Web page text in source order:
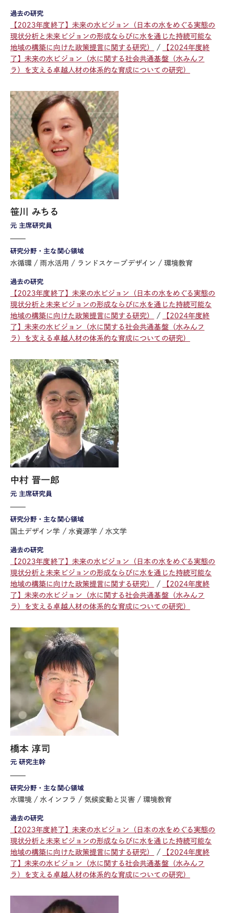
過去の研究
【2023年度終了】未来の水ビジョン（日本の水をめぐる実態の
現状分析と未来ビジョンの形成ならびに水を通じた持続可能な
地域の構築に向けた政策提言に関する研究）
【2024年度終
了】未来の水ビジョン（水に関する社会共通基盤（水みんフ
ラ）を支える卓越人材の体系的な育成についての研究）
元 主席研究員
笹川 みちる
研究分野・主な関心領域
水循環 雨水活用 ランドスケープデザイン 環境教育
過去の研究
【2023年度終了】未来の水ビジョン（日本の水をめぐる実態の
現状分析と未来ビジョンの形成ならびに水を通じた持続可能な
地域の構築に向けた政策提言に関する研究）
【2024年度終
了】未来の水ビジョン（水に関する社会共通基盤（水みんフ
ラ）を支える卓越人材の体系的な育成についての研究）
元 主席研究員
中村 晋一郎
研究分野・主な関心領域
国土デザイン学 水資源学 水文学
過去の研究
【2023年度終了】未来の水ビジョン（日本の水をめぐる実態の
現状分析と未来ビジョンの形成ならびに水を通じた持続可能な
地域の構築に向けた政策提言に関する研究）
【2024年度終
了】未来の水ビジョン（水に関する社会共通基盤（水みんフ
ラ）を支える卓越人材の体系的な育成についての研究）
元 研究主幹
橋本 淳司
研究分野・主な関心領域
水環境 水インフラ 気候変動と災害 環境教育
過去の研究
【2023年度終了】未来の水ビジョン（日本の水をめぐる実態の
現状分析と未来ビジョンの形成ならびに水を通じた持続可能な
地域の構築に向けた政策提言に関する研究）
【2024年度終
了】未来の水ビジョン（水に関する社会共通基盤（水みんフ
ラ）を支える卓越人材の体系的な育成についての研究）